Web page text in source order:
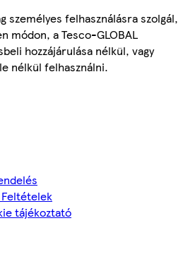
személyes felhasználásra szolgál,
módon, a Tesco-GLOBAL
hozzájárulása nélkül, vagy
nélkül felhasználni.
tájékoztató